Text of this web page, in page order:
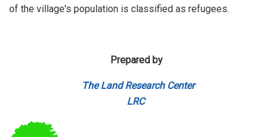
of the village's population is classified as refugees.
Prepared by
The Land Research Center
LRC